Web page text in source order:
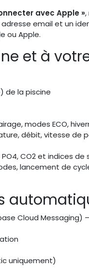
avec Apple »,
email et un
ou Apple.
et à
de la piscine
modes ECO,
débit, vitesse de
PO4, CO2 et indices
lancement de
Cloud Messaging)
uniquement)